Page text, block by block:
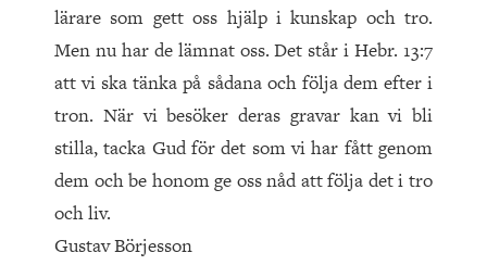
lärare som gett oss hjälp i kunskap och tro.
Men nu har de lämnat oss. Det står i Hebr. 13:7
att vi ska tänka på sådana och följa dem efter i
tron. När vi besöker deras gravar kan vi bli
stilla, tacka Gud för det som vi har fått genom
dem och be honom ge oss nåd att följa det i tro
och liv.
Gustav Börjesson